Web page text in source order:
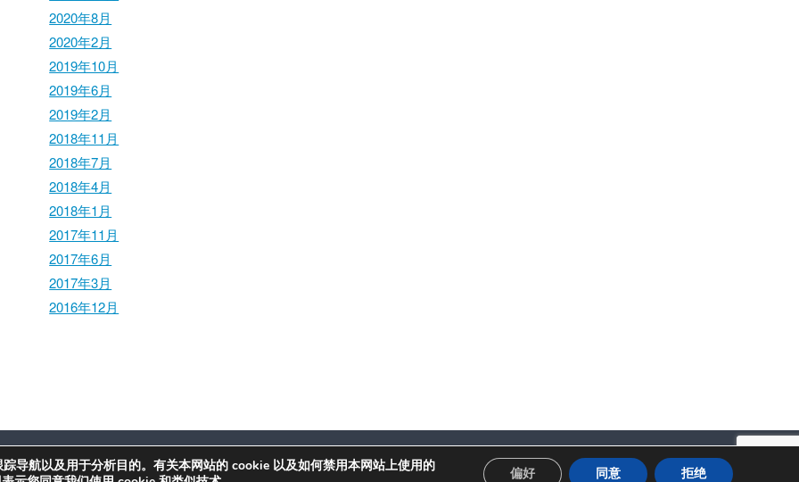
2020年8月
2020年2月
2019年10月
2019年6月
2019年2月
2018年11月
2018年7月
2018年4月
2018年1月
2017年11月
2017年6月
2017年3月
2016年12月
隐私政策 使用条款
导航以及用于分析目的。有关本网站的 cookie 以及如何禁用本网站上使用的
同意 拒绝
偏好